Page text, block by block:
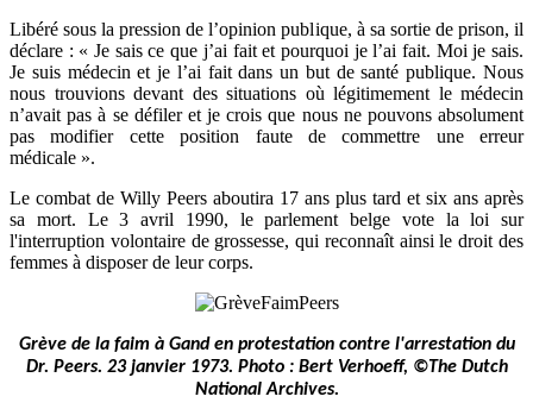
Libéré sous la pression de l’opinion publique, à sa sortie de prison, il
déclare : « Je sais ce que j’ai fait et pourquoi je l’ai fait. Moi je sais.
Je suis médecin et je l’ai fait dans un but de santé publique. Nous
nous trouvions devant des situations où légitimement le médecin
n’avait pas à se défiler et je crois que nous ne pouvons absolument
pas modifier cette position faute de commettre une erreur
médicale ».
Le combat de Willy Peers aboutira 17 ans plus tard et six ans après
sa mort. Le 3 avril 1990, le parlement belge vote la loi sur
l'interruption volontaire de grossesse, qui reconnaît ainsi le droit des
femmes à disposer de leur corps.
Grève de la faim à Gand en protestation contre l'arrestation du
Dr. Peers. 23 janvier 1973. Photo : Bert Verhoeff, ©The Dutch
National Archives.